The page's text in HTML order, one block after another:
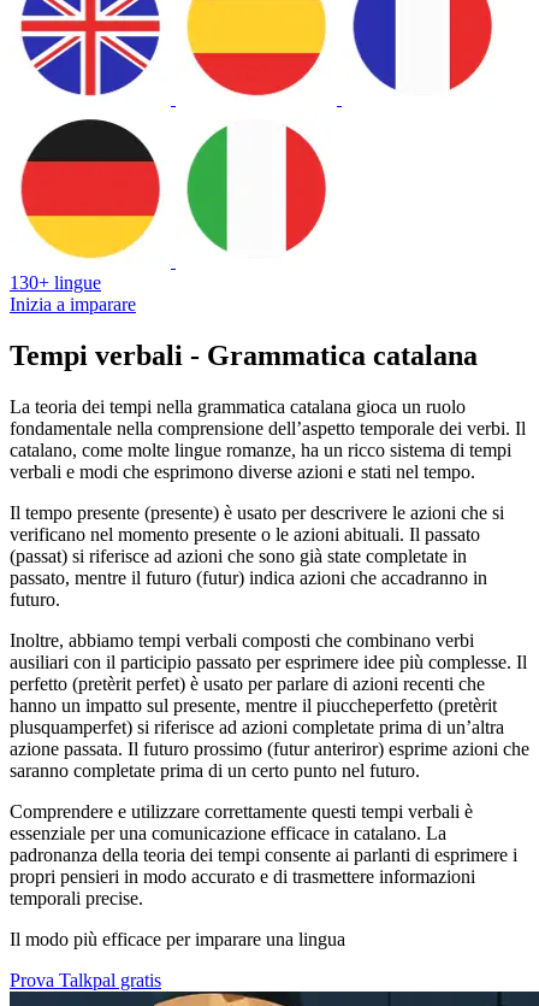
130+ lingue
Inizia a imparare
Tempi verbali - Grammatica catalana
La teoria dei tempi nella grammatica catalana gioca un ruolo
fondamentale nella comprensione dell’aspetto temporale dei verbi. Il
catalano, come molte lingue romanze, ha un ricco sistema di tempi
verbali e modi che esprimono diverse azioni e stati nel tempo.
Il tempo presente (presente) è usato per descrivere le azioni che si
verificano nel momento presente o le azioni abituali. Il passato
(passat) si riferisce ad azioni che sono già state completate in
passato, mentre il futuro (futur) indica azioni che accadranno in
futuro.
Inoltre, abbiamo tempi verbali composti che combinano verbi
ausiliari con il participio passato per esprimere idee più complesse. Il
perfetto (pretèrit perfet) è usato per parlare di azioni recenti che
hanno un impatto sul presente, mentre il piuccheperfetto (pretèrit
plusquamperfet) si riferisce ad azioni completate prima di un’altra
azione passata. Il futuro prossimo (futur anteriror) esprime azioni che
saranno completate prima di un certo punto nel futuro.
Comprendere e utilizzare correttamente questi tempi verbali è
essenziale per una comunicazione efficace in catalano. La
padronanza della teoria dei tempi consente ai parlanti di esprimere i
propri pensieri in modo accurato e di trasmettere informazioni
temporali precise.
Il modo più efficace per imparare una lingua
Prova Talkpal gratis